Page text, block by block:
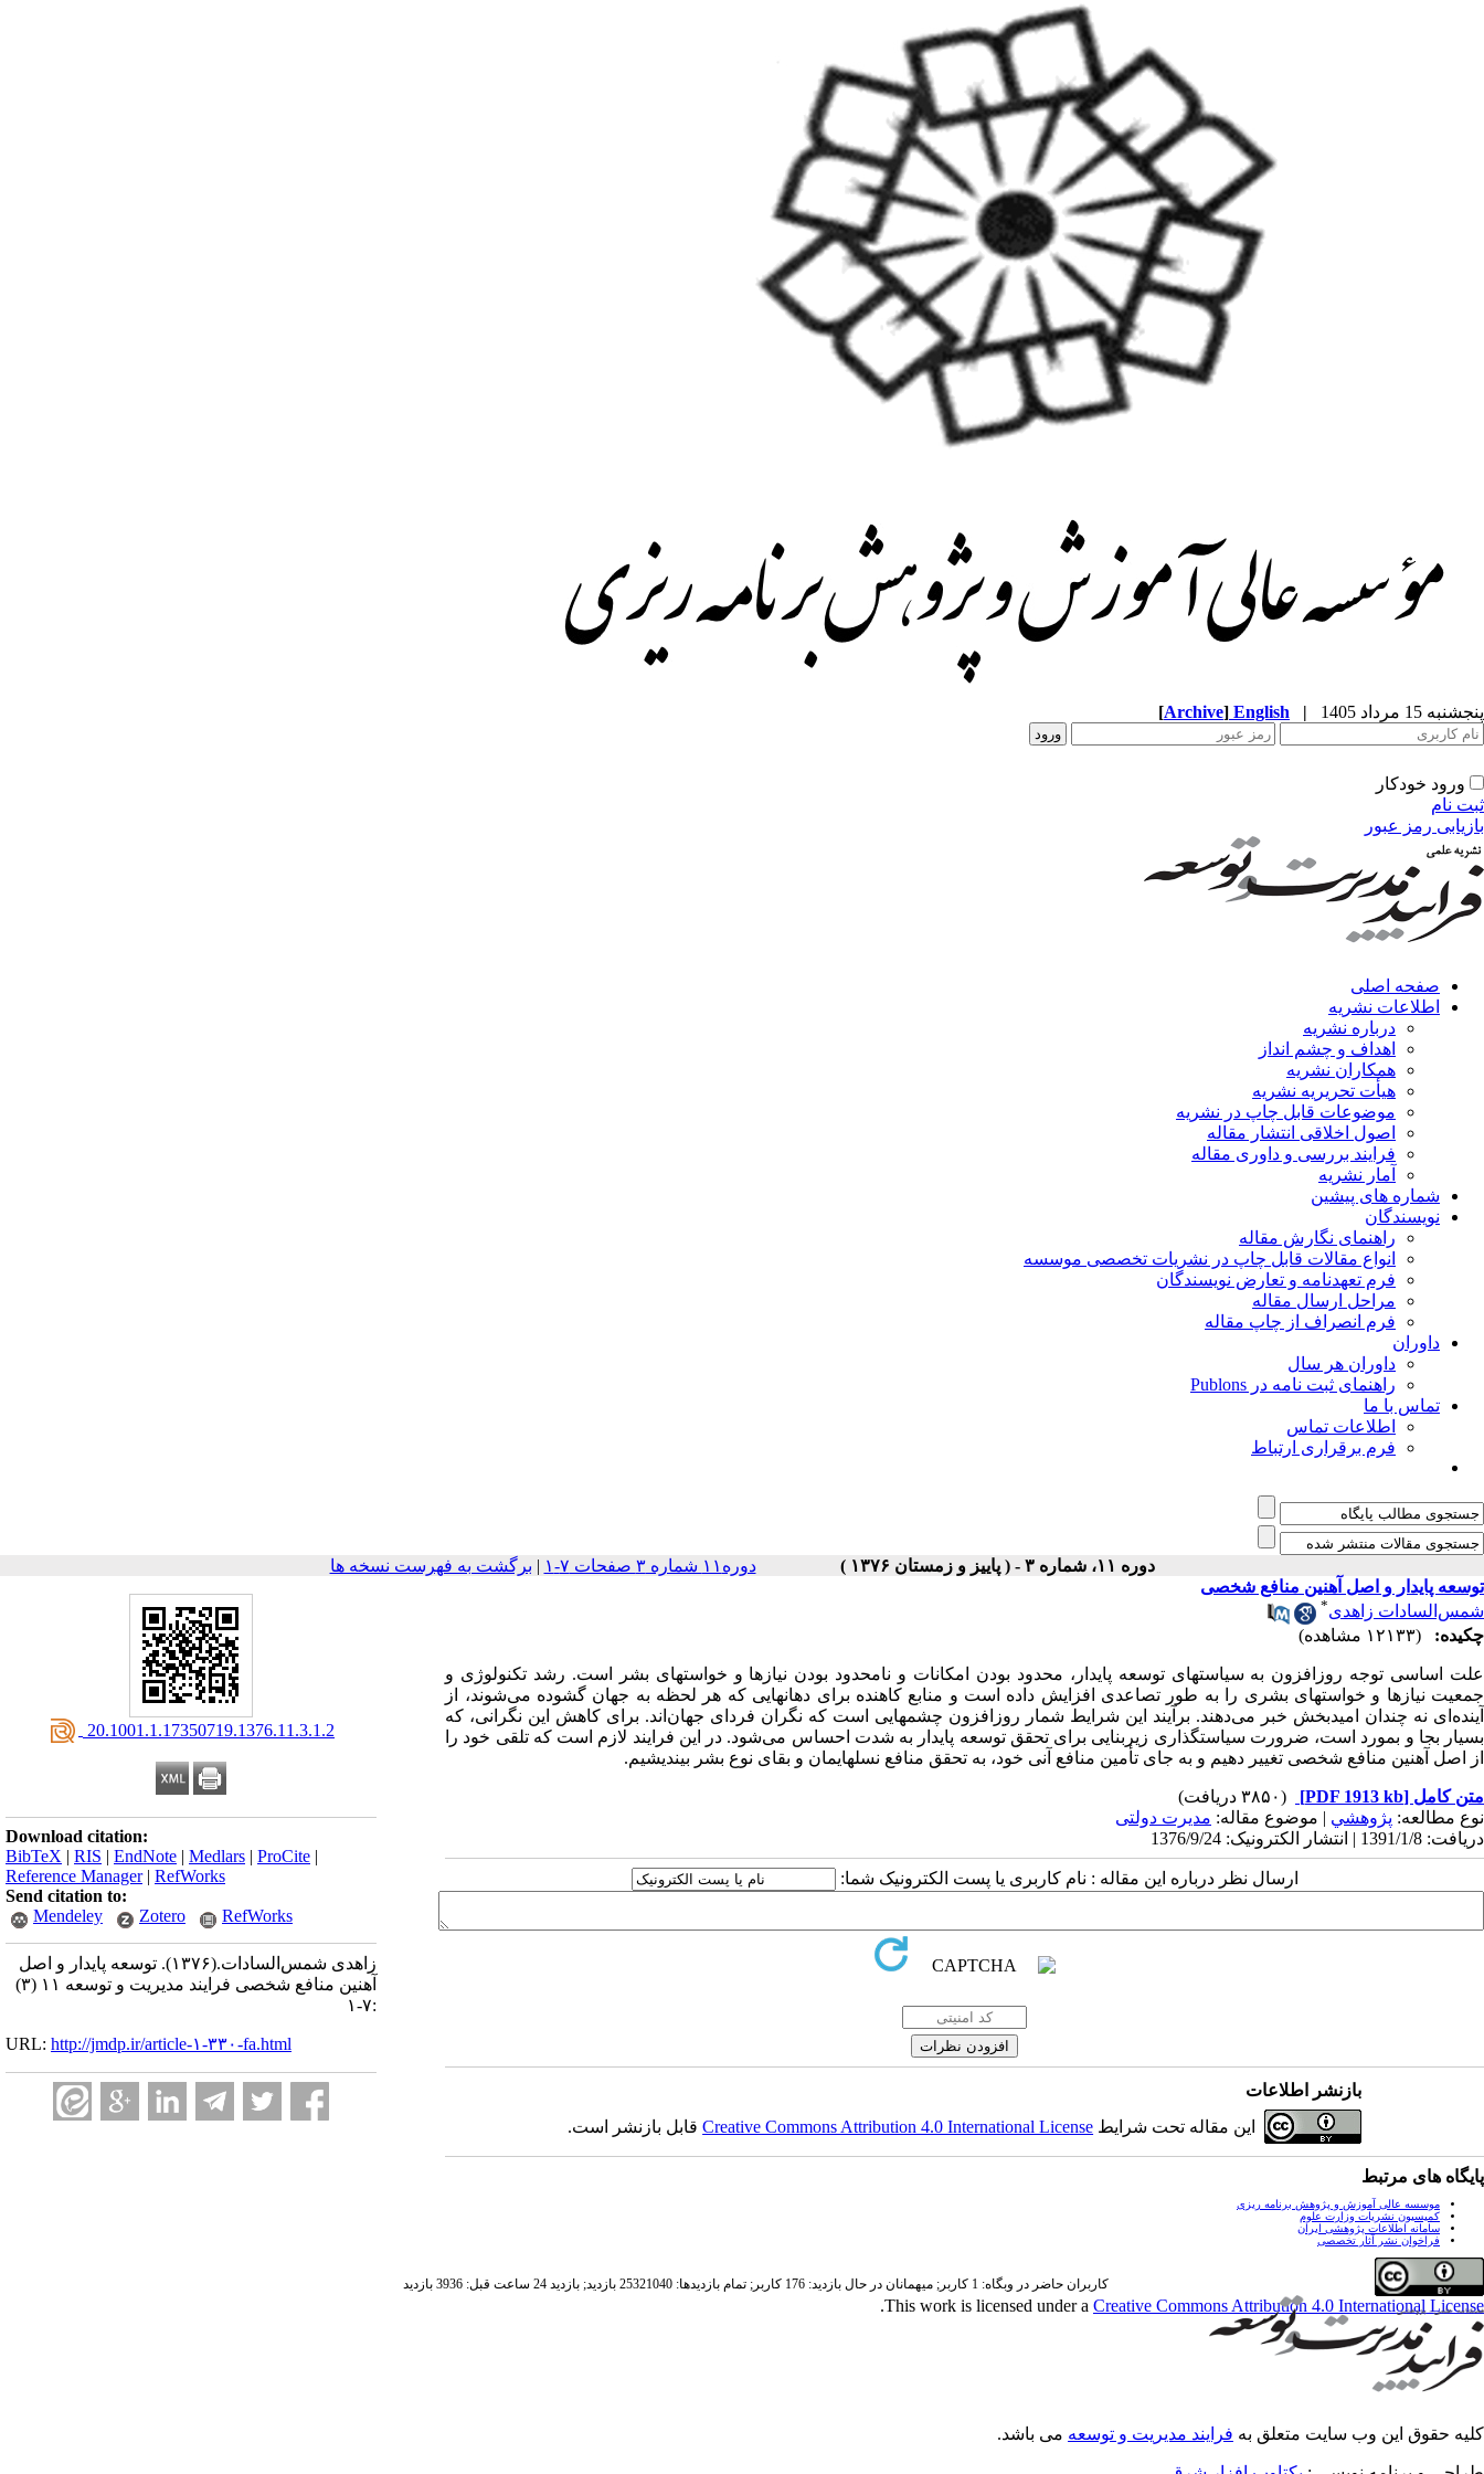
پنجشنبه 15 مرداد 1405 |
English
[Archive]
ورود خودکار
ثبت نام
بازیابی رمز عبور
صفحه اصلی
اطلاعات نشریه
درباره نشریه
اهداف و چشم انداز
همکاران نشریه
هیأت تحریریه نشریه
موضوعات قابل چاپ در نشریه
اصول اخلاقی انتشار مقاله
فرایند بررسی و داوری مقاله
آمار نشریه
شماره های پیشین
نویسندگان
راهنمای نگارش مقاله
انواع مقالات قابل چاپ در نشریات تخصصی موسسه
فرم تعهدنامه و تعارض نویسندگان
مراحل ارسال مقاله
فرم انصراف از چاپ مقاله
داوران
داوران هر سال
راهنمای ثبت نامه در Publons
تماس با ما
اطلاعات تماس
فرم برقراری ارتباط
دوره ۱۱، شماره ۳ - ( پاييز و زمستان ۱۳۷۶ ) دوره۱۱ شماره ۳ صفحات ۷-۱ | برگشت به فهرست نسخه ها
‎ 20.1001.1.17350719.1376.11.3.1.2
Download citation:
BibTeX | RIS | EndNote | Medlars | ProCite |
Reference Manager| RefWorks
Send citation to:
Mendeley
Zotero RefWorks
زاهدی شمس‌السادات.(۱۳۷۶).
توسعه پایدار و اصل
آهنین منافع شخصی فرایند مدیریت و توسعه ۱۱ (۳)
:۷-۱
URL: http://jmdp.ir/article-۱-۳۳۰-fa.html
توسعه پایدار و اصل آهنین منافع شخصی
شمس‌السادات زاهدی*
چکیده: (۱۲۱۳۳ مشاهده)
علت اساسی توجه روزافزون به سیاستهای توسعه پایدار، محدود بودن امکانات و نامحدود بودن نیازها و خواستهای بشر است. رشد تکنولوژی و
جمعیت نیازها و خواستهای بشری را به طور تصاعدی افزایش داده است و منابع کاهنده برای دهانهایی که هر لحظه به جهان گشوده می‌شوند، از
آینده‌ای نه چندان امیدبخش خبر می‌دهند. برآیند این شرایط شمار روزافزون چشمهایی است که نگران فردای جهان‌اند. برای کاهش این نگرانی، که
بسیار بجا و بمورد است، ضرورت سیاستگذاری زیربنایی برای تحقق توسعه پایدار به شدت احساس می‌شود. در این فرایند لازم است که تلقی خود را
از اصل آهنین منافع شخصی تغییر دهیم و به جای تأمین منافع آنی خود، به تحقق منافع نسلهایمان و بقای نوع بشر بیندیشیم.
متن کامل [PDF 1913 kb]
(۳۸۵۰ دریافت)
نوع مطالعه: پژوهشي | موضوع مقاله: مدیرت دولتی
دریافت: 1391/1/8 | انتشار الکترونیک: 1376/9/24
ارسال نظر درباره این مقاله : نام کاربری یا پست الکترونیک شما:
بازنشر اطلاعات
این مقاله تحت شرایط Creative Commons Attribution 4.0 International Licenseقابل بازنشر است.
پایگاه های مرتبط
موسسه عالی آموزش و پژوهش برنامه ریزی
کمیسیون نشریات وزارت علوم
سامانه اطلاعات پژوهشی ایران
فراخوان نشر آثار تخصصی
This work is licensed under a Creative Commons Attribution 4.0 International License
.
کاربران حاضر در وبگاه: 1 کاربر; میهمانان در حال بازدید: 176 کاربر; تمام بازدید‌ها: 25321040 بازدید; بازدید 24 ساعت قبل: 3936 بازدید
کلیه حقوق این وب سایت متعلق به فرایند مدیریت و توسعه می باشد.